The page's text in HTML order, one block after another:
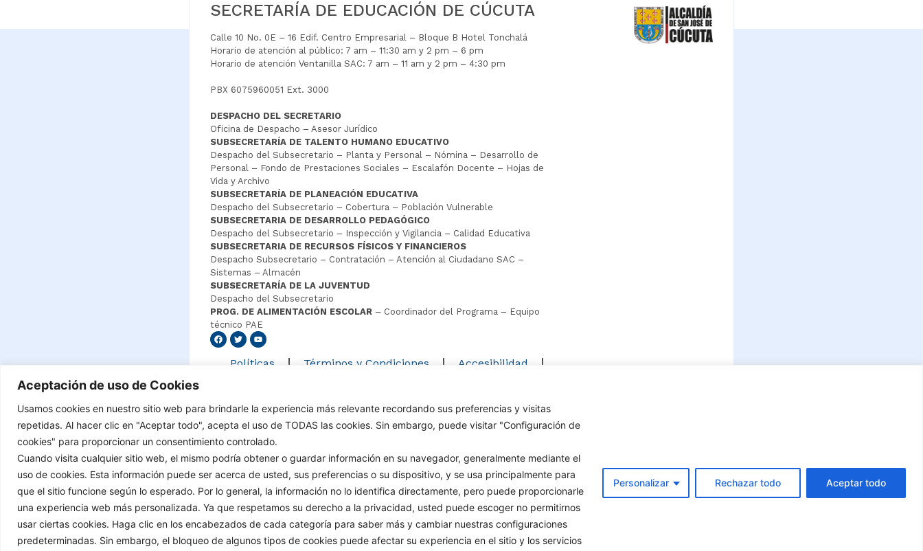
Aceptación de uso de Cookies
Usamos cookies en nuestro sitio web para brindarle la experiencia más relevante recordando sus preferencias y visitas
repetidas. Al hacer clic en "Aceptar todo", acepta el uso de TODAS las cookies. Sin embargo, puede visitar "Configuración de
cookies" para proporcionar un consentimiento controlado.
Cuando visita cualquier sitio web, el mismo podría obtener o guardar información en su navegador, generalmente mediante el
uso de cookies. Esta información puede ser acerca de usted, sus preferencias o su dispositivo, y se usa principalmente para
que el sitio funcione según lo esperado. Por lo general, la información no lo identifica directamente, pero puede proporcionarle
una experiencia web más personalizada. Ya que respetamos su derecho a la privacidad, usted puede escoger no permitirnos
usar ciertas cookies. Haga clic en los encabezados de cada categoría para saber más y cambiar nuestras configuraciones
predeterminadas. Sin embargo, el bloqueo de algunos tipos de cookies puede afectar su experiencia en el sitio y los servicios
Personalizar Rechazar todo Aceptar todo
SECRETARÍA DE EDUCACIÓN DE CÚCUTA
Calle 10 No. 0E – 16 Edif. Centro Empresarial – Bloque B Hotel Tonchalá
Horario de atención al público: 7 am – 11:30 am y 2 pm – 6 pm
Horario de atención Ventanilla SAC: 7 am – 11 am y 2 pm – 4:30 pm
PBX 6075960051 Ext. 3000
DESPACHO DEL SECRETARIO
Oficina de Despacho – Asesor Jurídico
SUBSECRETARÍA DE TALENTO HUMANO EDUCATIVO
Despacho del Subsecretario – Planta y Personal – Nómina – Desarrollo de
Personal – Fondo de Prestaciones Sociales – Escalafón Docente – Hojas de
Vida y Archivo
SUBSECRETARÍA DE PLANEACIÓN EDUCATIVA
Despacho del Subsecretario – Cobertura – Población Vulnerable
SUBSECRETARIA DE DESARROLLO PEDAGÓGICO
Despacho del Subsecretario – Inspección y Vigilancia – Calidad Educativa
SUBSECRETARIA DE RECURSOS FÍSICOS Y FINANCIEROS
Despacho Subsecretario – Contratación – Atención al Ciudadano SAC –
Sistemas – Almacén
SUBSECRETARÍA DE LA JUVENTUD
Despacho del Subsecretario
PROG. DE ALIMENTACIÓN ESCOLAR– Coordinador del Programa – Equipo
técnico PAE
Políticas Términos y Condiciones Accesibilidad
©Copyright 2021 – Todos los derechos reservados Alcaldía de Cúcuta